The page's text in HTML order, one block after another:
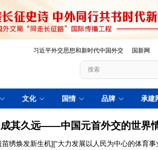
习近平外交思想和新时代中国外交 国新网
文化 国情 品牌 承建
其久远——中国元首外交的世界
绣焕发新生机][“大力发展以人民为中心的体育事